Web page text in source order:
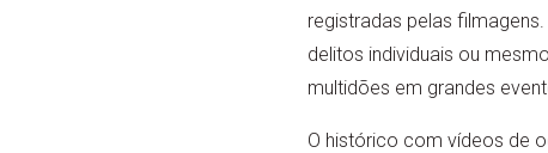
registradas pelas
delitos individuais ou
multidões em grandes
O histórico com vídeos de